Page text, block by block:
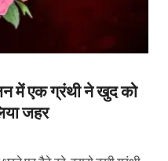
में एक ग्रंथी ने खुद को
जहर